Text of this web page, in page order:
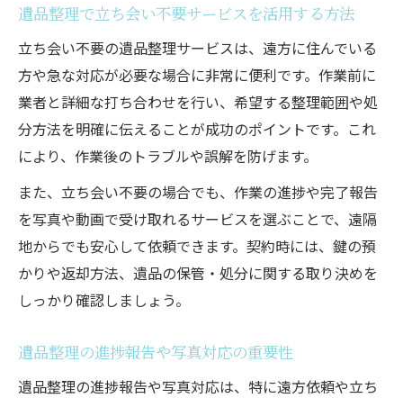
遺品整理で立ち会い不要サービスを活用する方法
立ち会い不要の遺品整理サービスは、遠方に住んでいる
方や急な対応が必要な場合に非常に便利です。作業前に
業者と詳細な打ち合わせを行い、希望する整理範囲や処
分方法を明確に伝えることが成功のポイントです。これ
により、作業後のトラブルや誤解を防げます。
また、立ち会い不要の場合でも、作業の進捗や完了報告
を写真や動画で受け取れるサービスを選ぶことで、遠隔
地からでも安心して依頼できます。契約時には、鍵の預
かりや返却方法、遺品の保管・処分に関する取り決めを
しっかり確認しましょう。
遺品整理の進捗報告や写真対応の重要性
遺品整理の進捗報告や写真対応は、特に遠方依頼や立ち